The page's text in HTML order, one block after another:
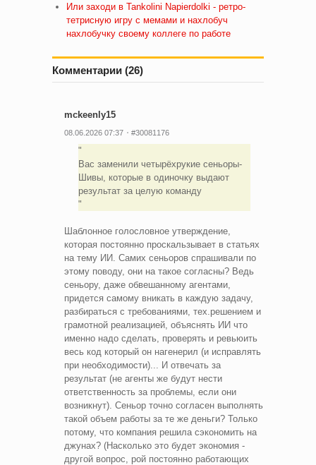
Или заходи в Tankolini Napierdolki - ретро-
тетрисную игру с мемами и нахлобуч
нахлобучку своему коллеге по работе
Комментарии (26)
mckeenly15
08.06.2026 07:37 #30081176
Вас заменили четырёхрукие сеньоры-
Шивы, которые в одиночку выдают
результат за целую команду
Шаблонное голословное утверждение,
которая постоянно проскальзывает в статьях
на тему ИИ. Самих сеньоров спрашивали по
этому поводу, они на такое согласны? Ведь
сеньору, даже обвешанному агентами,
придется самому вникать в каждую задачу,
разбираться с требованиями, тех.решением и
грамотной реализацией, объяснять ИИ что
именно надо сделать, проверять и ревьюить
весь код который он нагенерил (и исправлять
при необходимости)... И отвечать за
результат (не агенты же будут нести
ответственность за проблемы, если они
возникнут). Сеньор точно согласен выполнять
такой объем работы за те же деньги? Только
потому, что компания решила сэкономить на
джунах? (Насколько это будет экономия -
другой вопрос, рой постоянно работающих